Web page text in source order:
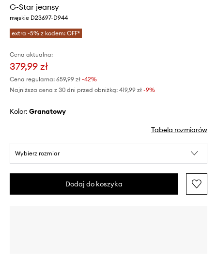
G-Star jeansy
męskie D23697-D944
extra -5% z kodem: OFF*
Cena aktualna:
379,99 zł
Cena regularna: 659,99 zł -42%
Najniższa cena z 30 dni przed obniżką: 419,99 zł -9%
Kolor: granatowy
Tabela rozmiarów
Wybierz rozmiar
Dodaj do koszyka